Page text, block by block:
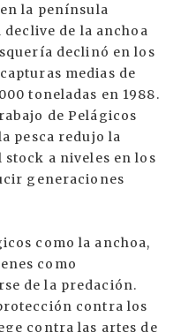
la península
de la anchoa
declinó en los
medias de
toneladas en 1988.
de Pelágicos
pesca redujo la
a niveles en los
generaciones
como la anchoa,
como
de la predación.
contra los
contra las artes de